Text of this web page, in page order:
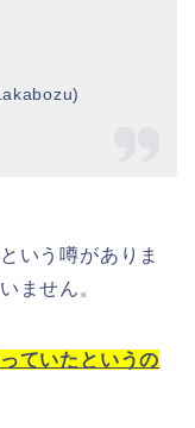
いう噂がありま
ません。
ていたというの